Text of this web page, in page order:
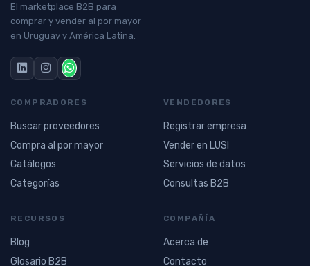
El marketplace B2B para
comprar y vender al por mayor
en Uruguay y América Latina.
COMPRADORES
Buscar proveedores
Compra al por mayor
Catálogos
Categorías
VENDEDORES
Registrar empresa
Vender en LUSI
Servicios de datos
Consultas B2B
RECURSOS
Blog
Glosario B2B
COMPAÑÍA
Acerca de
Contacto